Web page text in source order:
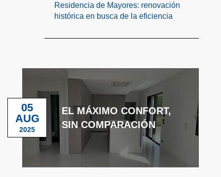
Residencia de Mayores: renovación
histórica en busca de la eficiencia
EL MÁXIMO CONFORT,
SIN COMPARACIÓN
05
AUG
2025